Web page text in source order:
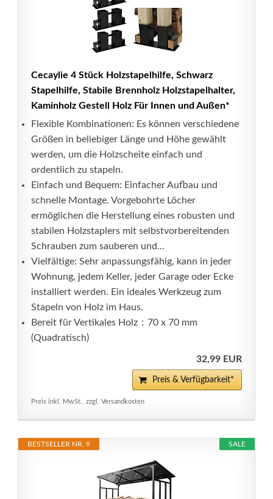
Cecaylie 4 Stück Holzstapelhilfe, Schwarz
Stapelhilfe, Stabile Brennholz Holzstapelhalter,
Kaminholz Gestell Holz Für Innen und Außen*
Flexible Kombinationen: Es können verschiedene
Größen in beliebiger Länge und Höhe gewählt
werden, um die Holzscheite einfach und
ordentlich zu stapeln.
Einfach und Bequem: Einfacher Aufbau und
schnelle Montage. Vorgebohrte Löcher
ermöglichen die Herstellung eines robusten und
stabilen Holzstaplers mit selbstvorbereitenden
Schrauben zum sauberen und...
Vielfältige: Sehr anpassungsfähig, kann in jeder
Wohnung, jedem Keller, jeder Garage oder Ecke
installiert werden. Ein ideales Werkzeug zum
Stapeln von Holz im Haus.
Bereit für Vertikales Holz：70 x 70 mm
(Quadratisch)
32,99 EUR
Preis & Verfügbarkeit*
Preis inkl. MwSt., zzgl. Versandkosten
SALE
BESTSELLER NR. 9